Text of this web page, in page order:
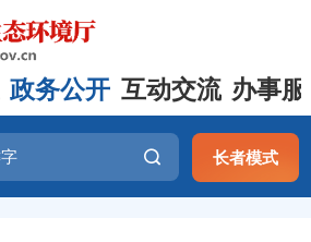
政务公开 互动交流 办事
长者模式